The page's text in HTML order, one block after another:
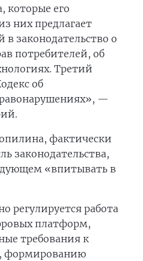
которые его
них предлагает
законодательство о
потребителей, об
Третий
об
—
фактически
законодательства,
«впитывать в
регулируется работа
платформ,
требования к
формированию